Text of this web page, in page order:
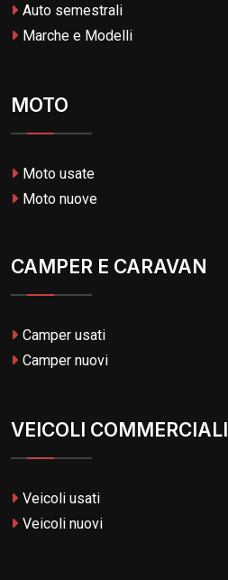
Auto semestrali
Marche e Modelli
MOTO
Moto usate
Moto nuove
CAMPER E CARAVAN
Camper usati
Camper nuovi
VEICOLI COMMERCIALI
Veicoli usati
Veicoli nuovi